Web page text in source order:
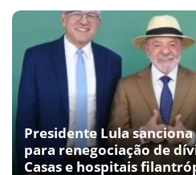
Presidente Lula
para renegociação de
Casas e hospitais